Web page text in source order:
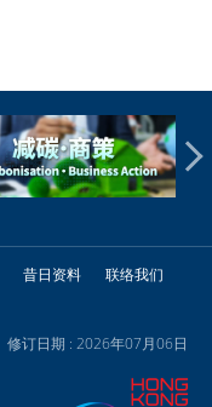
昔日资料
联络我们
修订日期 : 2026年07月06日